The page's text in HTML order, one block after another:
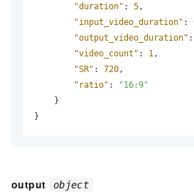
"duration" : 5 ,
"input_video_duration" :
"output_video_duration" :
"video_count" : 1 ,
"SR" : 720 ,
"ratio" :
"16:9"
}
}
output object